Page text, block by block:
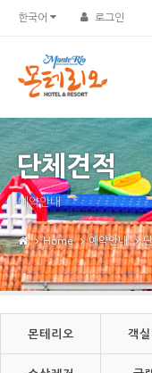
한국어 로그인
단체견적
예약안내
Home 예약안내
몬테리오 객